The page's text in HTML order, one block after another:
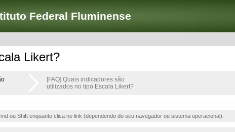
Federal Fluminense
Likert?
[FAQ] Quais indicadores são
utilizados no tipo Escala Likert?
ou Shift enquanto clica no link (dependendo do seu navegador ou sistema operacional).